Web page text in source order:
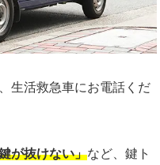
生活救急車にお電話くだ
が抜けない」など、鍵ト